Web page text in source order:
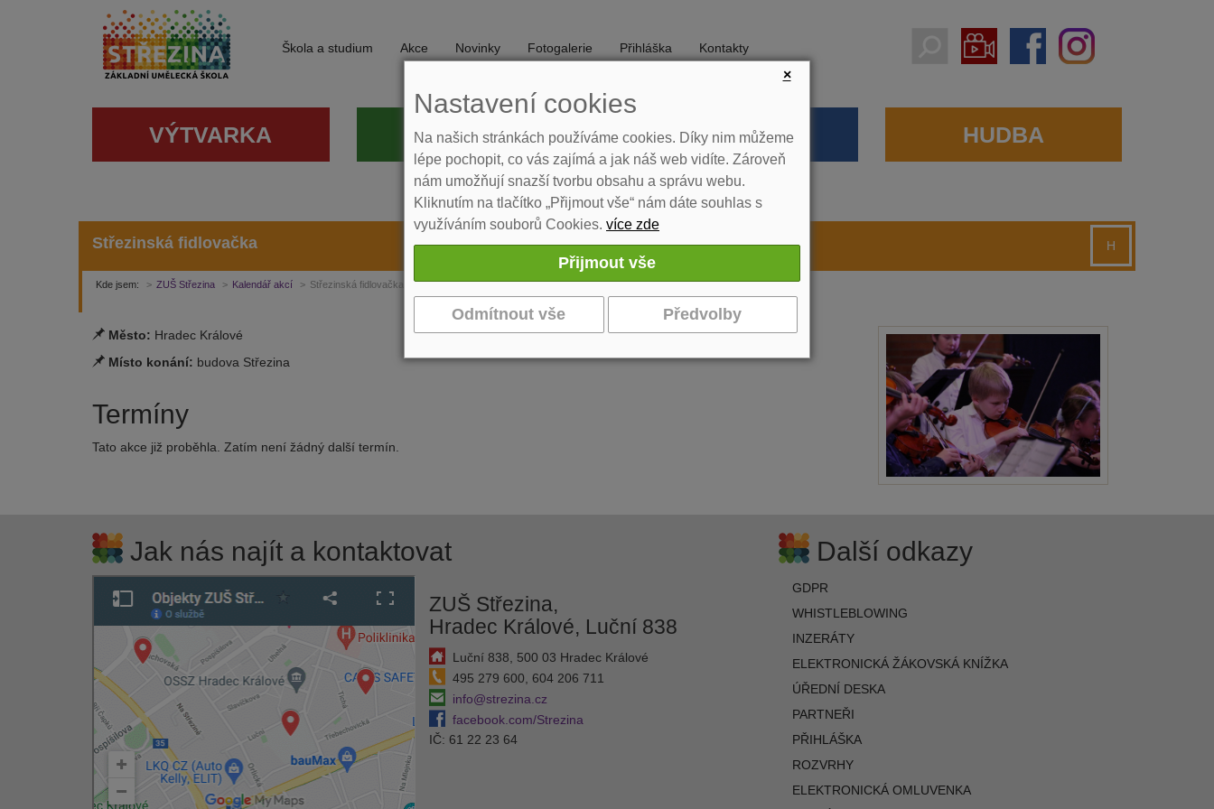
Škola a studium Akce Novinky Fotogalerie Přihláška Kontakty
VÝTVARKA DIVADLO TANEC HUDBA
Střezinská fidlovačka H
Kde jsem: ZUŠ Střezina Kalendář akcí Střezinská fidlovačka
Město: Hradec Králové
Místo konání: budova Střezina
Termíny
Tato akce již proběhla. Zatím není žádný další termín.
Jak nás najít a kontaktovat
ZUŠ Střezina,
Hradec Králové, Luční 838
Luční 838, 500 03 Hradec Králové
495 279 600, 604 206 711
info@strezina.cz
facebook.com/Strezina
IČ: 61 22 23 64
Další odkazy
GDPR
WHISTLEBLOWING
INZERÁTY
ELEKTRONICKÁ ŽÁKOVSKÁ KNÍŽKA
ÚŘEDNÍ DESKA
PARTNEŘI
PŘIHLÁŠKA
ROZVRHY
ELEKTRONICKÁ OMLUVENKA
×
Nastavení cookies
Na našich stránkách používáme cookies. Díky nim můžeme
lépe pochopit, co vás zajímá a jak náš web vidíte. Zároveň
nám umožňují snazší tvorbu obsahu a správu webu.
Kliknutím na tlačítko „Přijmout vše“ nám dáte souhlas s
využíváním souborů Cookies. více zde